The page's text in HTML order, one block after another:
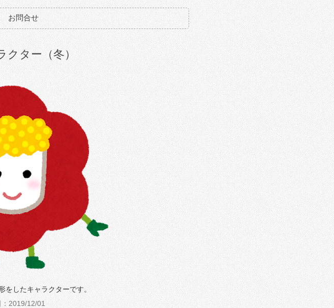
お問合せ
クター（冬）
をしたキャラクターです。
2019/12/01